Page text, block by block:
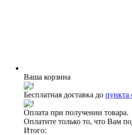
Ваша корзина
Бесплатная доставка до пункта
Оплата при получении товара.
Оплатите только то, что Вам
Итого: